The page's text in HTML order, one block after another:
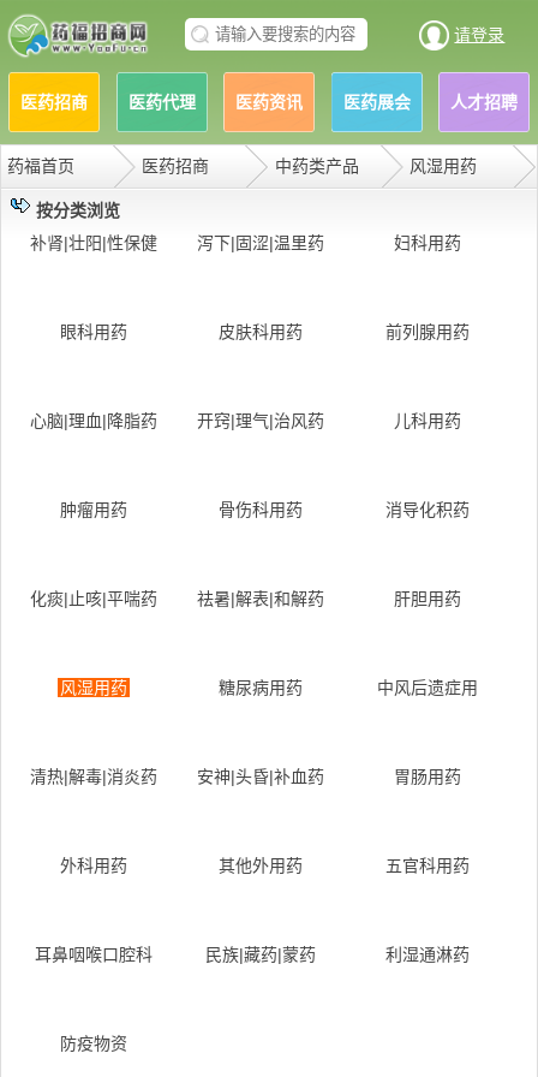
请登录
医药招商 医药代理 医药资讯 医药展会 人才招聘
药福首页 医药招商 中药类产品 风湿用药
按分类浏览
补肾|壮阳|性保健
泻下|固涩|温里药 妇科用药
眼科用药 皮肤科用药 前列腺用药
心脑|理血|降脂药 开窍|理气|治风药 儿科用药
肿瘤用药 骨伤科用药 消导化积药
化痰|止咳|平喘药 祛暑|解表|和解药 肝胆用药
风湿用药 糖尿病用药 中风后遗症用
清热|解毒|消炎药 安神|头昏|补血药 胃肠用药
外科用药 其他外用药 五官科用药
耳鼻咽喉口腔科 民族|藏药|蒙药 利湿通淋药
防疫物资